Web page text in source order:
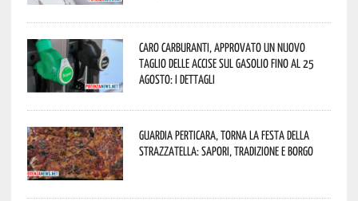
Caro carburanti, approvato un nuovo
taglio delle accise sul gasolio fino al 25
agosto: i dettagli
Guardia Perticara, torna la Festa della
Strazzatella: sapori, tradizione e borgo